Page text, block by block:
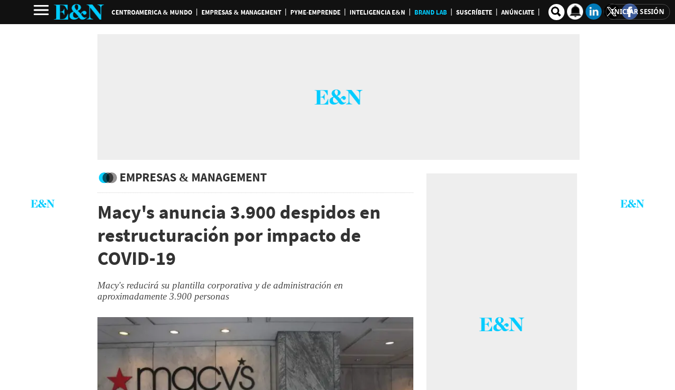
CENTROAMERICA & MUNDO EMPRESAS & MANAGEMENT PYME-EMPRENDE INTELIGENCIA E&N BRAND LAB SUSCRÍBETE ANÚNCIATE INICIAR SESIÓN
EMPRESAS & MANAGEMENT
Macy's anuncia 3.900 despidos en
restructuración por impacto de
COVID-19
Macy's reducirá su plantilla corporativa y de administración en
aproximadamente 3.900 personas